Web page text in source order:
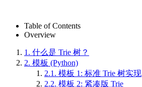
Table of Contents
Overview
1. 什么是 Trie 树？
2. 模板 (Python)
2.1. 模板 1: 标准 Trie 树实现
2.2. 模板 2: 紧凑版 Trie